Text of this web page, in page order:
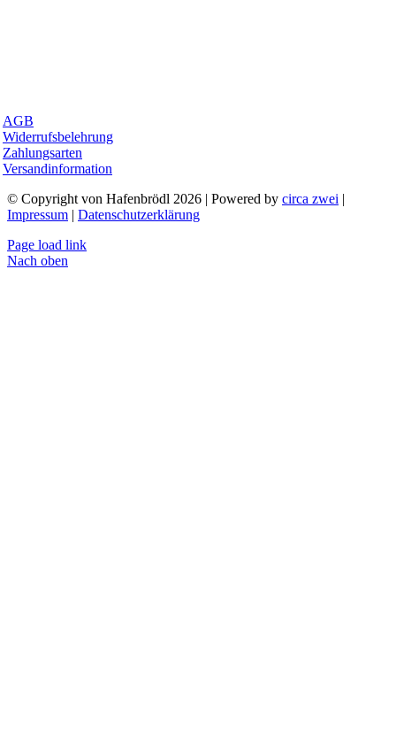
AGB
Widerrufsbelehrung
Zahlungsarten
Versandinformation
© Copyright von Hafenbrödl 2026 | Powered by circa zwei |
Impressum | Datenschutzerklärung
Page load link
Nach oben